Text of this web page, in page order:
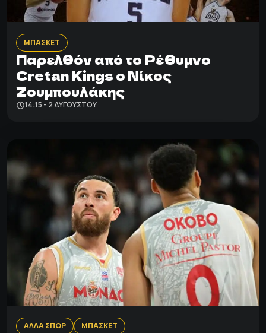
ΜΠΑΣΚΕΤ
Παρελθόν από το Ρέθυμνο
Cretan Kings ο Νίκος
Ζουμπουλάκης
14:15 - 2 ΑΥΓΟΎΣΤΟΥ
ΑΛΛΑ ΣΠΟΡ ΜΠΑΣΚΕΤ